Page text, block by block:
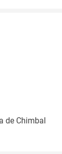
de Chimbal